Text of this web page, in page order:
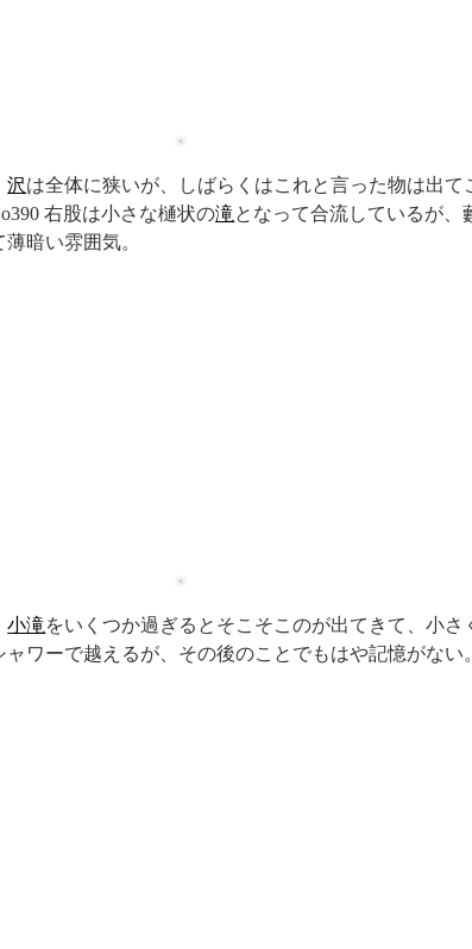
沢は全体に狭いが、しばらくはこれと言った物は出て
右股は小さな樋状の滝となって合流しているが、
薄暗い雰囲気。
小滝をいくつか過ぎるとそこそこのが出てきて、小さ
ャワーで越えるが、その後のことでもはや記憶がない